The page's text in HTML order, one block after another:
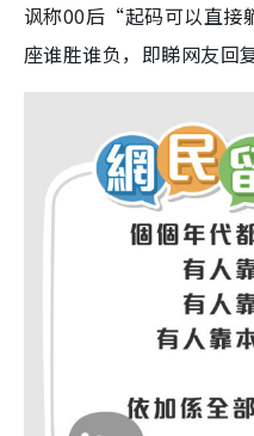
讽称00后“起码可以直
座谁胜谁负，即睇网友回复